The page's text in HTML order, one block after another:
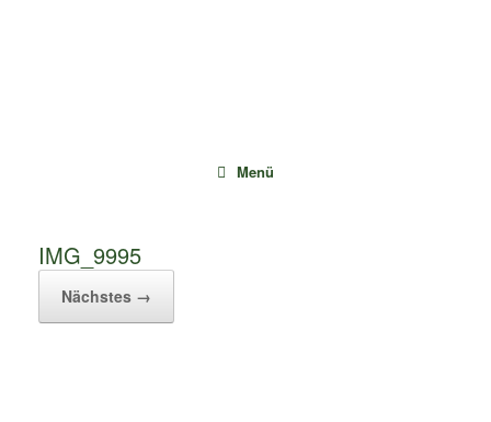
Menü
IMG_9995
Nächstes →